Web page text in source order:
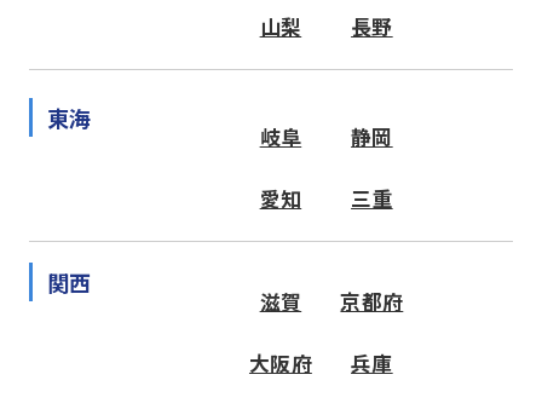
山梨 長野
東海
岐阜 静岡
愛知 三重
関西
滋賀 京都府
大阪府 兵庫